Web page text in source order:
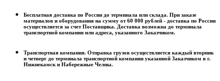
Бесплатная доставка по России до терминала или склада. При заказе
материалов и оборудования на сумму от 60 000 рублей - доставка по России
осуществляется за счет Поставщика. Доставка возможна до терминала
транспортной компании или адреса, указанного Заказчиком.
Транспортная компания. Отправка грузов осуществляется каждый вторник
и четверг до терминала транспортной компании указанной Заказчиком в г.
Нижнекамск и Набережные Челны.